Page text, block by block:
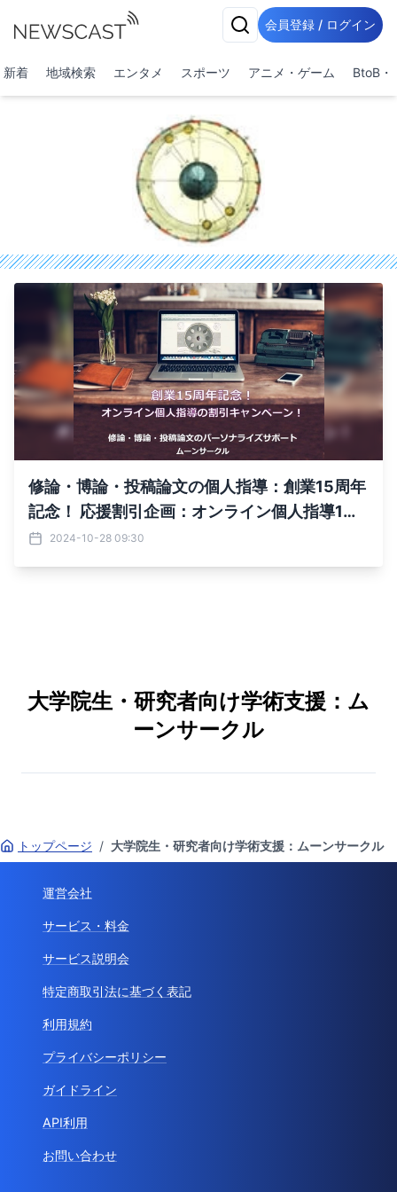
会員登録 / ログイン
新着 地域検索 エンタメ スポーツ アニメ・ゲーム BtoB・
修論・博論・投稿論文の個人指導：創業15周年
記念！ 応援割引企画：オンライン個人指導1ヵ
月4セッションが 特別価格50,000円(通常65,0
2024-10-28 09:30
大学院生・研究者向け学術支援：ム
ーンサークル
トップページ / 大学院生・研究者向け学術支援：ムーンサークル
運営会社
サービス・料金
サービス説明会
特定商取引法に基づく表記
利用規約
プライバシーポリシー
ガイドライン
API利用
お問い合わせ